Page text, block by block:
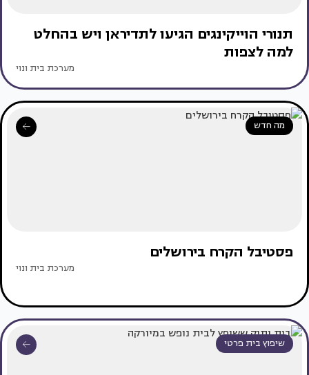
תנורי הוייקינגים הגיעו לתדיראן ויש בהחלט
למה לצפות
מערכת בית ונוי
מה חדש
פסטיבל הקרח בירושלים
מערכת בית ונוי
שיפוץ בית פרטי